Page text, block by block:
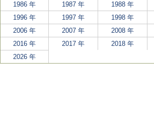
1986 年
1987 年 1988 年
1996 年
1997 年 1998 年
2006 年
2007 年 2008 年
2016 年
2017 年 2018 年
2026 年